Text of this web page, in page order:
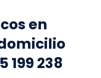
en
199 238